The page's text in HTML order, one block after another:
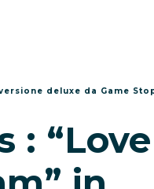
deluxe da Game
: “Love